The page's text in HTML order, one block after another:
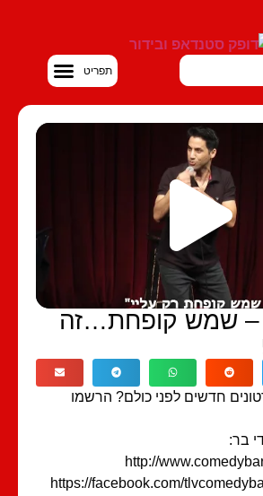
קופחת…זה
לפני כולם? הרשמו
http://